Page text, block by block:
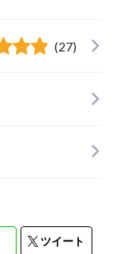
(27)
ツイート